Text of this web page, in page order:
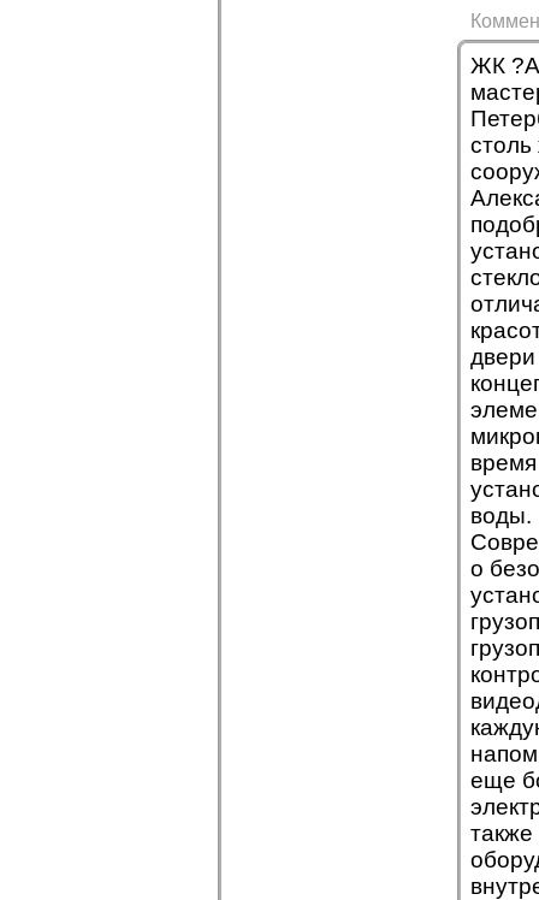
ЖК
столь
воды.
о
еще